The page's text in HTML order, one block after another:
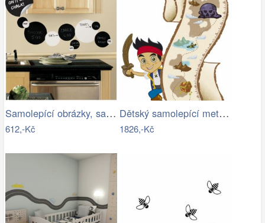
Samolepící obrázky, samolepky Black &…
612,-Kč
Dětský samolepící metr Jake a piráti ze…
1826,-Kč